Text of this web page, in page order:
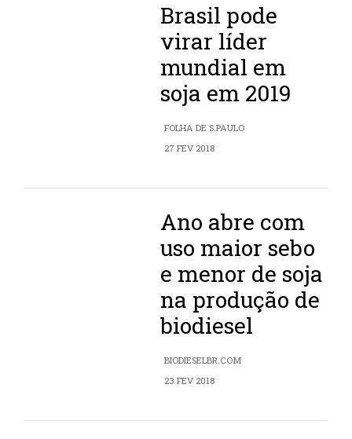
Brasil pode
virar líder
mundial em
soja em 2019
FOLHA DE S.PAULO
27 FEV 2018
Ano abre com
uso maior sebo
e menor de soja
na produção de
biodiesel
BIODIESELBR.COM
23 FEV 2018